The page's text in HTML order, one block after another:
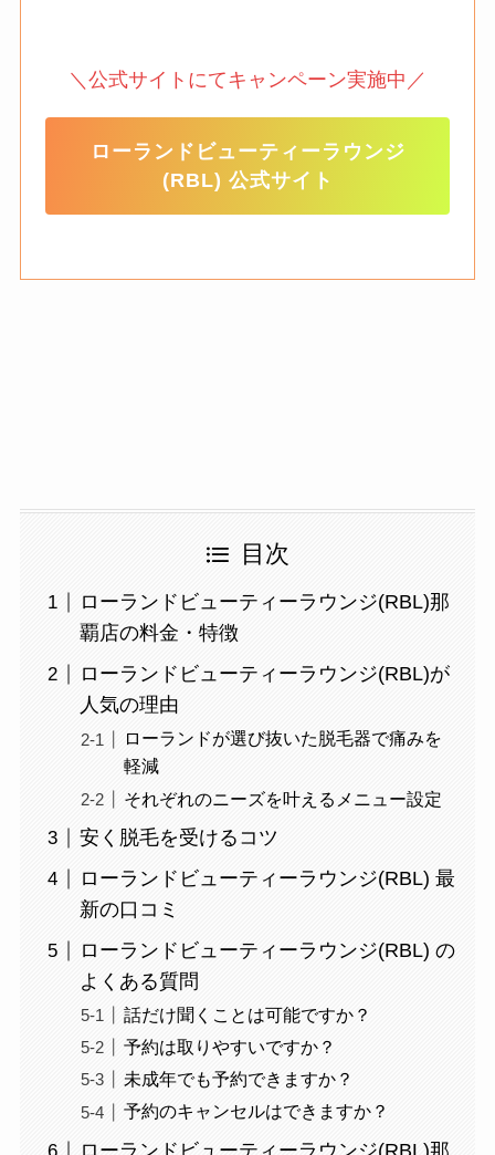
＼公式サイトにてキャンペーン実施中／
ローランドビューティーラウンジ
(RBL) 公式サイト
目次
ローランドビューティーラウンジ(RBL)那
覇店の料金・特徴
ローランドビューティーラウンジ(RBL)が
人気の理由
ローランドが選び抜いた脱毛器で痛みを
軽減
それぞれのニーズを叶えるメニュー設定
安く脱毛を受けるコツ
ローランドビューティーラウンジ(RBL) 最
新の口コミ
ローランドビューティーラウンジ(RBL) の
よくある質問
話だけ聞くことは可能ですか？
予約は取りやすいですか？
未成年でも予約できますか？
予約のキャンセルはできますか？